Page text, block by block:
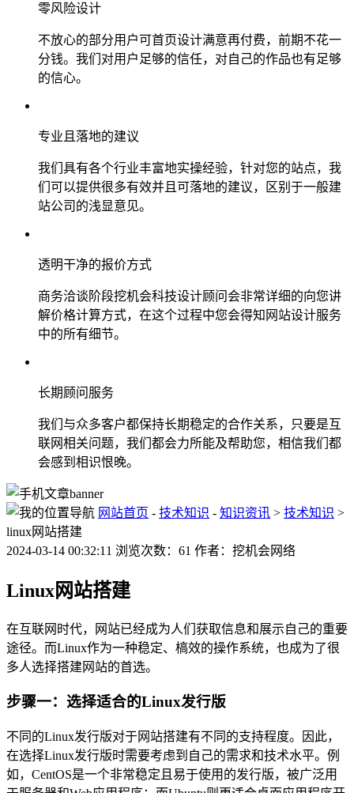
零风险设计
不放心的部分用户可首页设计满意再付费，前期不花一
分钱。我们对用户足够的信任，对自己的作品也有足够
的信心。
专业且落地的建议
我们具有各个行业丰富地实操经验，针对您的站点，我
们可以提供很多有效并且可落地的建议，区别于一般建
站公司的浅显意见。
透明干净的报价方式
商务洽谈阶段挖机会科技设计顾问会非常详细的向您讲
解价格计算方式，在这个过程中您会得知网站设计服务
中的所有细节。
长期顾问服务
我们与众多客户都保持长期稳定的合作关系，只要是互
联网相关问题，我们都会力所能及帮助您，相信我们都
会感到相识恨晚。
网站首页 - 技术知识 - 知识资讯 > 技术知识 >
linux网站搭建
2024-03-14 00:32:11 浏览次数：61 作者：挖机会网络
Linux网站搭建
在互联网时代，网站已经成为人们获取信息和展示自己的重要
途径。而Linux作为一种稳定、槁效的操作系统，也成为了很
多人选择搭建网站的首选。
步骤一：选择适合的Linux发行版
不同的Linux发行版对于网站搭建有不同的支持程度。因此，
在选择Linux发行版时需要考虑到自己的需求和技术水平。例
如，CentOS是一个非常稳定且易于使用的发行版，被广泛用